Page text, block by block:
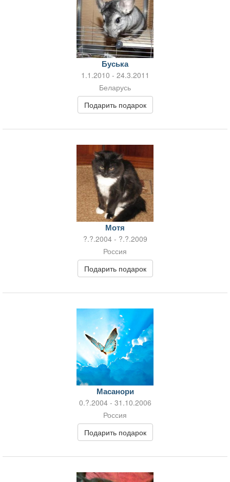
Буська
1.1.2010 - 24.3.2011
Беларусь
Подарить подарок
Мотя
?.?.2004 - ?.?.2009
Россия
Подарить подарок
Масанори
0.?.2004 - 31.10.2006
Россия
Подарить подарок